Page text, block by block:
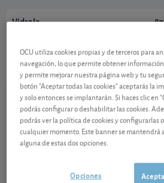
Vidrala
10/08/2026 Madrid
Contenido
Gestiona tu dinero
experta
OCU utiliza cookies propias y de terceros para
navegación, lo que permite obtener
y permite mejorar nuestra página web y tu
botón "Aceptar todas las cookies" aceptarás la
y solo entonces se implantarán. Si haces clic en
podrás configurar o deshabilitar las cookies.
podrás ver la política de cookies y configurarlas
cualquier momento. Este banner se mantendrá
alguna de estas dos opciones.
Opciones